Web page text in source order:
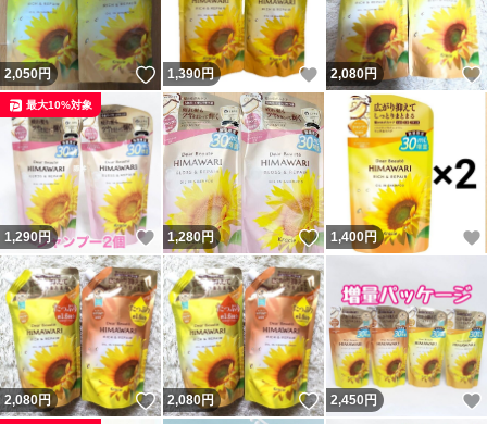
2,050円 いいね！
1,390円 いいね！
2,080円
1,290円 いいね！
最大10%対象
1,280円 いいね！
1,400円
2,080円 いいね！
2,080円 いいね！
2,450 円